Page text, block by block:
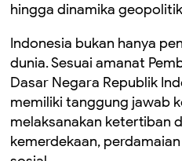
hingga dinamika
Indonesia bukan hanya
dunia. Sesuai amanat
Dasar Negara Republik
memiliki tanggung jawab
melaksanakan ketertiban
kemerdekaan,